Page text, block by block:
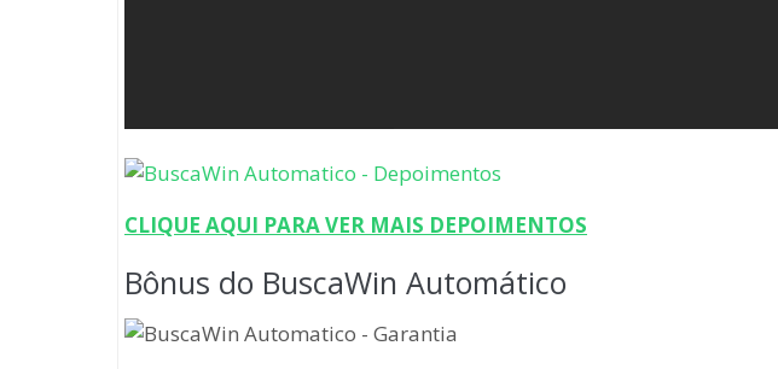
CLIQUE AQUI PARA VER MAIS DEPOIMENTOS
Bônus do BuscaWin Automático